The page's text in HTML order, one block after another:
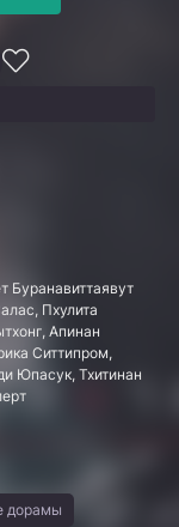
Буранавиттаявут
Пхулита
Апинан
Ситтипром,
Юпасук, Тхитинан
дорамы